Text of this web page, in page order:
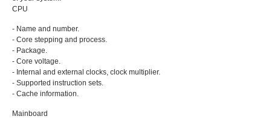
CPU
- Name and number.
- Core stepping and process.
- Package.
- Core voltage.
- Internal and external clocks, clock multiplier.
- Supported instruction sets.
- Cache information.
Mainboard